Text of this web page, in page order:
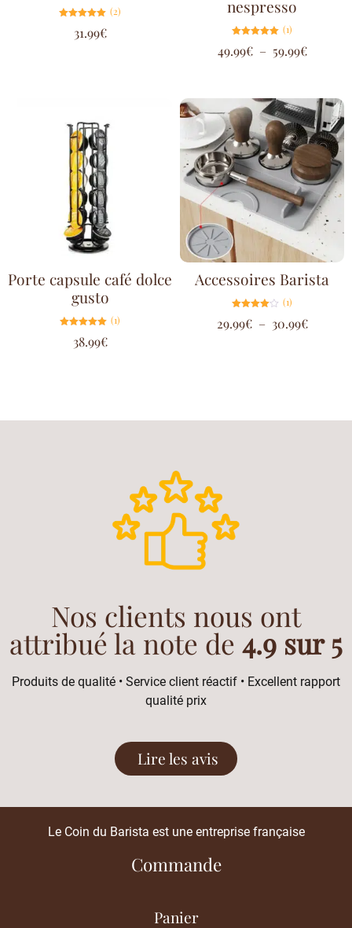
5.00
sur 5
(2)
31.99€
nespresso
5.00
sur 5
(1)
49.99€ – 59.99€
Porte capsule café dolce
gusto
5.00
sur 5
(1)
38.99€
Accessoires Barista
4.00
sur 5
(1)
29.99€ – 30.99€
Nos clients nous ont
attribué la note de 4.9 sur 5
Produits de qualité • Service client réactif • Excellent rapport
qualité prix
Lire les avis
Le Coin du Barista est une entreprise française
Commande
Panier